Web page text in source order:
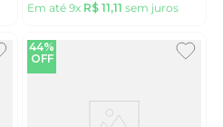
Em até 9x R$ 11,11 sem juros
44%
OFF